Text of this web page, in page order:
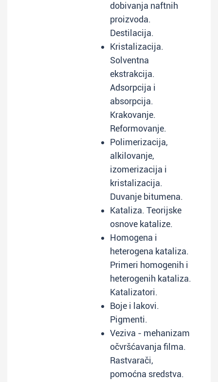
dobivanja naftnih
proizvoda.
Destilacija.
Kristalizacija.
Solventna
ekstrakcija.
Adsorpcija i
absorpcija.
Krakovanje.
Reformovanje.
Polimerizacija,
alkilovanje,
izomerizacija i
kristalizacija.
Duvanje bitumena.
Kataliza. Teorijske
osnove katalize.
Homogena i
heterogena kataliza.
Primeri homogenih i
heterogenih kataliza.
Katalizatori.
Boje i lakovi.
Pigmenti.
Veziva - mehanizam
očvršćavanja filma.
Rastvarači,
pomoćna sredstva.